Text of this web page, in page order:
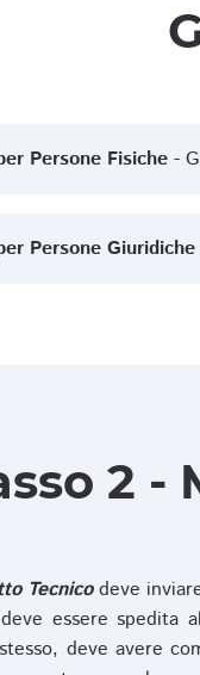
Persone Fisiche -
Persone Giuridiche
2 -
Tecnicodeve
essere spedita
deve avere